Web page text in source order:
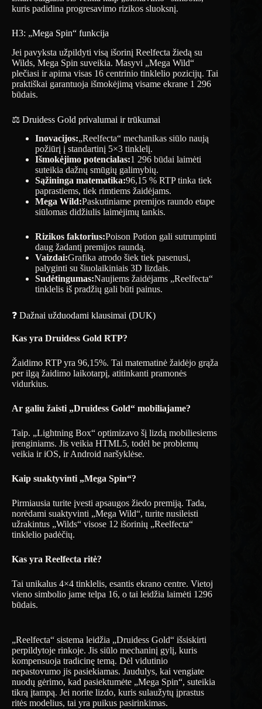
kuris padidina progresavimo rizikos sluoksnį.
H3: „Mega Spin“ funkcija
Jei pavyksta užpildyti visą išorinį Reelfecta žiedą su
Wilds, Mega Spin suveikia. Masyvi „Mega Wild“
plečiasi ir apima visas 16 centrinio tinklelio pozicijų. Tai
praktiškai garantuoja išmokėjimą visame ekrane 1 296
būdais.
⚖️ Druidess Gold privalumai ir trūkumai
Inovacijos:„Reelfecta“ mechanikas siūlo naują
požiūrį į standartinį 5×3 tinklelį.
Išmokėjimo potencialas:1 296 būdai laimėti
suteikia dažnų smūgių galimybių.
Sąžininga matematika:96,15 % RTP tinka tiek
paprastiems, tiek rimtiems žaidėjams.
Mega Wild:Paskutiniame premijos raundo etape
siūlomas didžiulis laimėjimų tankis.
Rizikos faktorius:Poison Potion gali sutrumpinti
daug žadantį premijos raundą.
Vaizdai:Grafika atrodo šiek tiek pasenusi,
palyginti su šiuolaikiniais 3D lizdais.
Sudėtingumas:Naujiems žaidėjams „Reelfecta“
tinklelis iš pradžių gali būti painus.
❓ Dažnai užduodami klausimai (DUK)
Kas yra Druidess Gold RTP?
Žaidimo RTP yra 96,15%. Tai matematinė žaidėjo grąža
per ilgą žaidimo laikotarpį, atitinkanti pramonės
vidurkius.
Ar galiu žaisti „Druidess Gold“ mobiliajame?
Taip. „Lightning Box“ optimizavo šį lizdą mobiliesiems
įrenginiams. Jis veikia HTML5, todėl be problemų
veikia ir iOS, ir Android naršyklėse.
Kaip suaktyvinti „Mega Spin“?
Pirmiausia turite įvesti apsaugos žiedo premiją. Tada,
norėdami suaktyvinti „Mega Wild“, turite nusileisti
užrakintus „Wilds“ visose 12 išorinių „Reelfecta“
tinklelio padėčių.
Kas yra Reelfecta ritė?
Tai unikalus 4×4 tinklelis, esantis ekrano centre. Vietoj
vieno simbolio jame telpa 16, o tai leidžia laimėti 1296
būdais.
„Reelfecta“ sistema leidžia „Druidess Gold“ išsiskirti
perpildytoje rinkoje. Jis siūlo mechaninį gylį, kuris
kompensuoja tradicinę temą. Dėl vidutinio
nepastovumo jis pasiekiamas. Jaudulys, kai vengiate
nuodų gėrimo, kad pasiektumėte „Mega Spin“, suteikia
tikrą įtampą. Jei norite lizdo, kuris sulaužytų įprastus
ritės modelius, tai yra puikus pasirinkimas.